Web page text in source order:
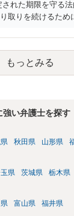
れた期限を守る法
取りを続けるため
安という場合には
ください」という
求償権の請求と
りますが、事実上
棄の慰謝料も払う
ん。 ただし、法律
が成立するかとい
を設けることがほ
れをもってお互い
とになります。 上
護士に相談すべき
もっとみる
い弁護士を探す
秋田県 山形県
県 茨城県 栃木県
富山県 福井県